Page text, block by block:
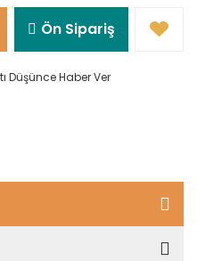
Ön Sipariş
Düşünce Haber Ver